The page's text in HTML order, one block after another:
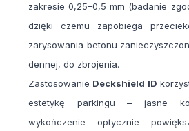
zakresie 0,25–0,5 mm (badanie
dzięki czemu zapobiega
zarysowania betonu
dennej, do zbrojenia.
Zastosowanie Deckshield ID
estetykę parkingu – jasne
wykończenie optycznie